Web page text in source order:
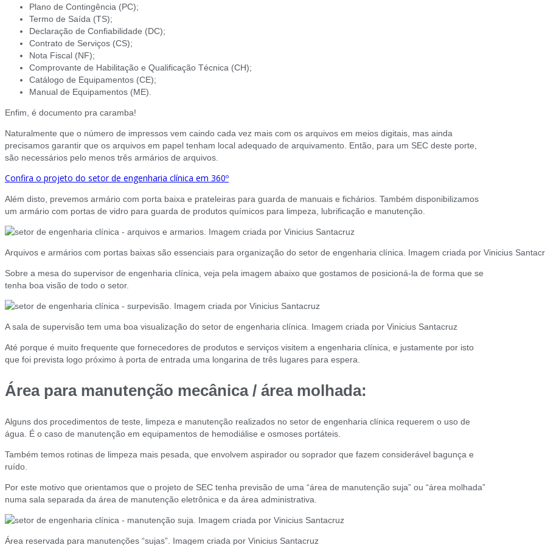
Plano de Contingência (PC);
Termo de Saída (TS);
Declaração de Confiabilidade (DC);
Contrato de Serviços (CS);
Nota Fiscal (NF);
Comprovante de Habilitação e Qualificação Técnica (CH);
Catálogo de Equipamentos (CE);
Manual de Equipamentos (ME).
Enfim, é documento pra caramba!
Naturalmente que o número de impressos vem caindo cada vez mais com os arquivos em meios digitais, mas ainda
precisamos garantir que os arquivos em papel tenham local adequado de arquivamento. Então, para um SEC deste porte,
são necessários pelo menos três armários de arquivos.
Confira o projeto do setor de engenharia clínica em 360º
Além disto, prevemos armário com porta baixa e prateleiras para guarda de manuais e fichários. Também disponibilizamos
um armário com portas de vidro para guarda de produtos químicos para limpeza, lubrificação e manutenção.
Arquivos e armários com portas baixas são essenciais para organização do setor de engenharia clínica. Imagem criada por Vinicius
Sobre a mesa do supervisor de engenharia clínica, veja pela imagem abaixo que gostamos de posicioná-la de forma que se
tenha boa visão de todo o setor.
A sala de supervisão tem uma boa visualização do setor de engenharia clínica. Imagem criada por Vinicius Santacruz
Até porque é muito frequente que fornecedores de produtos e serviços visitem a engenharia clínica, e justamente por isto
que foi prevista logo próximo à porta de entrada uma longarina de três lugares para espera.
Área para manutenção mecânica / área molhada:
Alguns dos procedimentos de teste, limpeza e manutenção realizados no setor de engenharia clínica requerem o uso de
água. É o caso de manutenção em equipamentos de hemodiálise e osmoses portáteis.
Também temos rotinas de limpeza mais pesada, que envolvem aspirador ou soprador que fazem considerável bagunça e
ruído.
Por este motivo que orientamos que o projeto de SEC tenha previsão de uma “área de manutenção suja” ou “área molhada”
numa sala separada da área de manutenção eletrônica e da área administrativa.
Área reservada para manutenções “sujas”. Imagem criada por Vinicius Santacruz